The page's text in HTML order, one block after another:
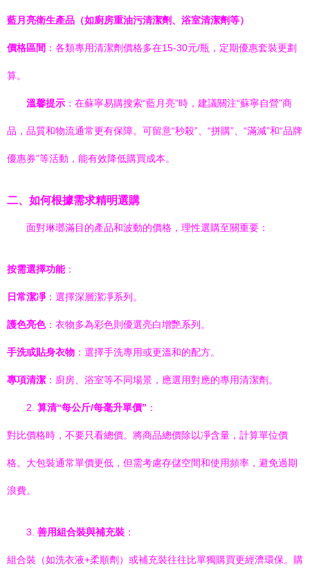
藍月亮衛生產品（如廚房重油污清潔劑、浴室清潔劑等）
價格區間 ：各類專用清潔劑價格多在15-30元/瓶，定期優惠套裝更劃
算。
溫馨提示 ：在蘇寧易購搜索“藍月亮”時，建議關注“蘇寧自營”商
品，品質和物流通常更有保障。可留意“秒殺”、“拼購”、“滿減”和“品牌
優惠券”等活動，能有效降低購買成本。
二、如何根據需求精明選購
面對琳瑯滿目的產品和波動的價格，理性選購至關重要：
按需選擇功能：
日常潔凈 ：選擇深層潔凈系列。
護色亮色：衣物多為彩色則優選亮白增艷系列。
手洗或貼身衣物 ：選擇手洗專用或更溫和的配方。
專項清潔 ：廚房、浴室等不同場景，應選用對應的專用清潔劑。
2. 算清“每公斤/每毫升單價” ：
對比價格時，不要只看總價。將商品總價除以凈含量，計算單位價
格。大包裝通常單價更低，但需考慮存儲空間和使用頻率，避免過期
浪費。
3. 善用組合裝與補充裝 ：
組合裝（如洗衣液+柔順劑）或補充裝往往比單獨購買更經濟環保。購